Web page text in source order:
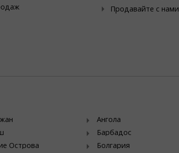
Продавайте с нами
Ангола
Барбадос
Острова Болгария